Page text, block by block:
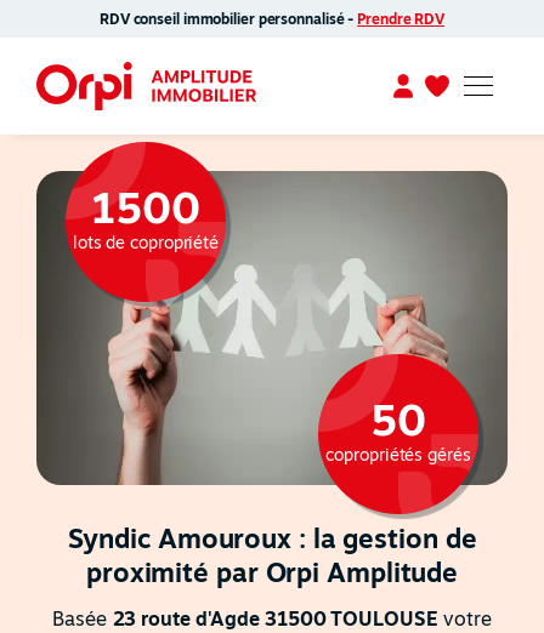
RDV conseil immobilier personnalisé - Prendre RDV
Syndic Amouroux : la gestion de
proximité par Orpi Amplitude
Basée 23 route d'Agde 31500 TOULOUSE votre
1500
lots de copropriété
50
copropriétés gérés